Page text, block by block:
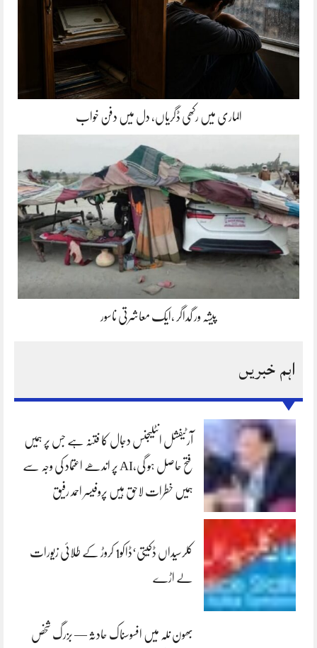
الماری میں رکھی ڈگریاں، دل میں دفن خواب
پیشہ ور گداگر ،ایک معاشرتی ناسور
اہم خبریں
آرٹیفشل انٹلیجنس دجال کا فتنہ ہے جس پر ہمیں
فتح حاصل ہو گی،AI پر اندھے اعتماد کی وجہ سے
ہمیں خطرات لاحق ہیں پروفیسر احمد رفیق
کلرسیداں ڈکیتی‘ڈاکو1 کروڑ کے طلائی زیورات
لے اڑے
بھون نلہ میں افسوسناک حادثہ — بزرگ شخص